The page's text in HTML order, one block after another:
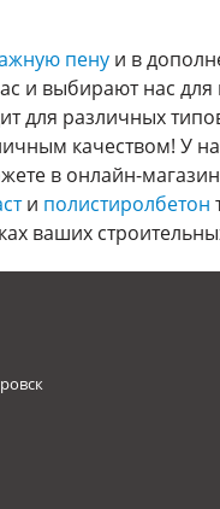
пену и в
и выбирают нас для
для различных
качеством! У
в онлайн-
и полистиролбетон
ваших